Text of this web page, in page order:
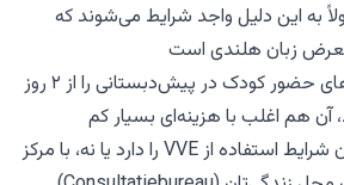
به این دلیل واجد شرایط می‌شوند که
زبان هلندی است
VVE می‌تواند تعداد روزهای حضور کودک در پیش‌دبستانی را از ۲ روز
برای اینکه ببینید فرزندتان شرایط استفاده از VVE را دارد یا نه، با مرکز